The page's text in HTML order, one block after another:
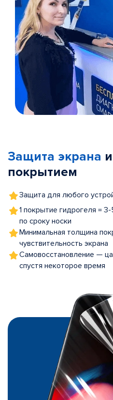
5
Защита экрана
покрытием
Защита для любого
1 покрытие гидрогеля =
по сроку носки
Минимальная толщина
чувствительность экрана
Самовосстановление —
спустя некоторое время